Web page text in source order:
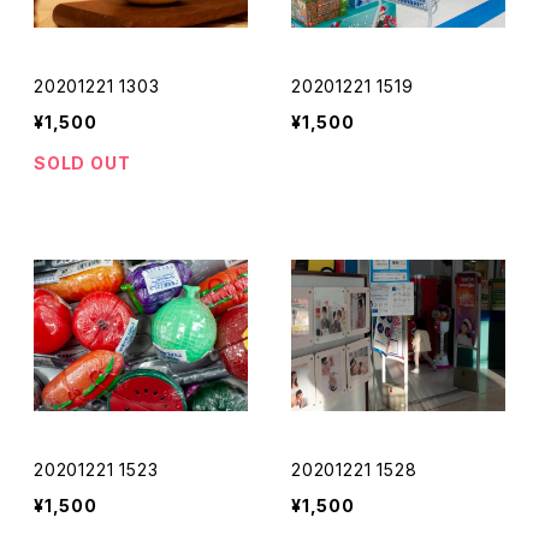
20201221 1303
¥1,500
SOLD OUT
20201221 1519
¥1,500
20201221 1523
¥1,500
20201221 1528
¥1,500